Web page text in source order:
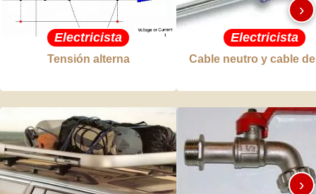
Electricista
Tensión alterna
Electricista
Cable neutro y cable
›
›